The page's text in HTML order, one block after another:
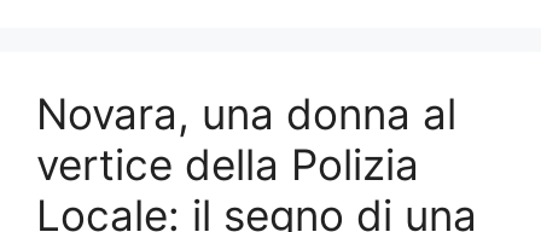
Novara, una donna al
vertice della Polizia
Locale: il segno di una